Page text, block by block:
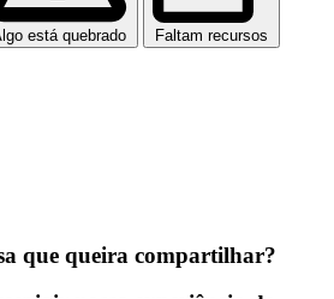
está quebrado Faltam recursos
que queira compartilhar?